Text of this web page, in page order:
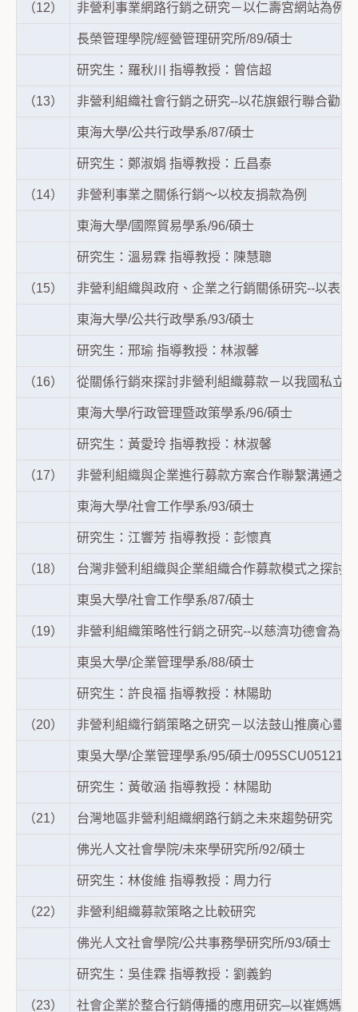
（12） 非營利事業網路行銷之研究－以仁壽宮網站為例
長榮管理學院/經營管理研究所/89/碩士
研究生：羅秋川 指導教授：曾信超
（13） 非營利組織社會行銷之研究--以花旗銀行聯合勸募
東海大學/公共行政學系/87/碩士
研究生：鄭淑娟 指導教授：丘昌泰
（14） 非營利事業之關係行銷～以校友捐款為例
東海大學/國際貿易學系/96/碩士
研究生：溫易霖 指導教授：陳慧聰
（15） 非營利組織與政府、企業之行銷關係研究--以表演
東海大學/公共行政學系/93/碩士
研究生：邢瑜 指導教授：林淑馨
（16） 從關係行銷來探討非營利組織募款－以我國私立
東海大學/行政管理暨政策學系/96/碩士
研究生：黃愛玲 指導教授：林淑馨
（17） 非營利組織與企業進行募款方案合作聯繫溝通之
東海大學/社會工作學系/93/碩士
研究生：江響芳 指導教授：彭懷真
（18） 台灣非營利組織與企業組織合作募款模式之探討
東吳大學/社會工作學系/87/碩士
（19） 非營利組織策略性行銷之研究--以慈濟功德會為例
東吳大學/企業管理學系/88/碩士
研究生：許良福 指導教授：林陽助
（20） 非營利組織行銷策略之研究－以法鼓山推廣心靈
東吳大學/企業管理學系/95/碩士/
研究生：黃敬涵 指導教授：林陽助
（21） 台灣地區非營利組織網路行銷之未來趨勢研究
佛光人文社會學院/未來學研究所/92/碩士
研究生：林俊維 指導教授：周力行
（22） 非營利組織募款策略之比較研究
佛光人文社會學院/公共事務學研究所/93/碩士
研究生：吳佳霖 指導教授：劉義鈞
（23） 社會企業於整合行銷傳播的應用研究─以崔媽媽基